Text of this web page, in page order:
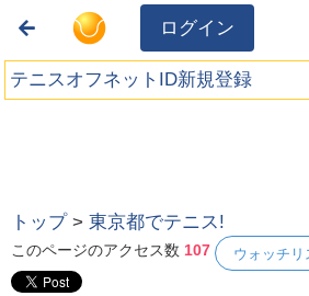
ログイン
テニスオフネットID新規登録
トップ >東京都でテニス!
このページのアクセス数 107 ウォッチリ